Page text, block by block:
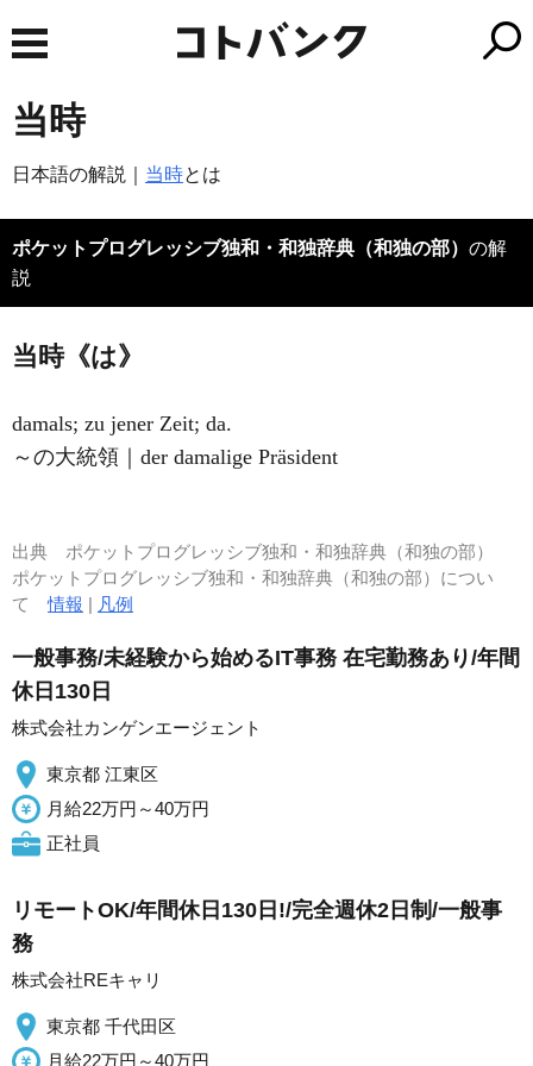
当時
日本語の解説｜ 当時とは
ポケットプログレッシブ独和・和独辞典（和独の部） の解
説
当時《は》
damals; zu jener Zeit; da.
～の大統領｜der damalige Präsident
出典 ポケットプログレッシブ独和・和独辞典（和独の部）
ポケットプログレッシブ独和・和独辞典（和独の部）につい
て情報 | 凡例
一般事務/未経験から始めるIT事務 在宅勤務あり/年間
休日130日
株式会社カンゲンエージェント
東京都 江東区
月給22万円～40万円
正社員
リモートOK/年間休日130日!/完全週休2日制/一般事
務
株式会社REキャリ
東京都 千代田区
月給22万円～40万円